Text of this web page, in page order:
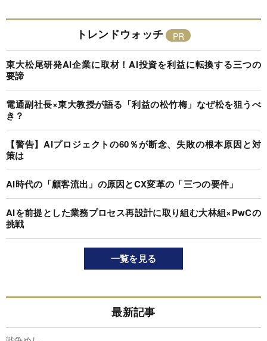
トレンドウォッチ
東大松尾研発AI企業に取材！AI投資を利益に転換する三つの
要諦
電通副社長×東大教授が語る「利益の松竹梅」なぜ松を狙うべ
き？
【警告】AIプロジェクトの60％が断念、失敗の根本原因と対
策は
AI時代の「顧客流出」の原因とCX変革の「三つの要件」
AIを前提とした業務プロセス再設計に取り組む大林組×PwCの
挑戦
一覧を見る
最新記事